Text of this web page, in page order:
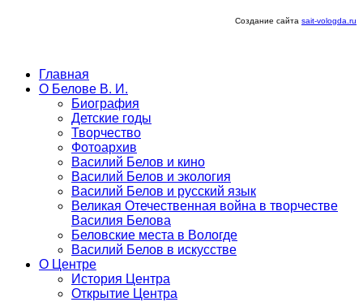
Создание сайта sait-vologda.ru
Главная
О Белове В. И.
Биография
Детские годы
Творчество
Фотоархив
Василий Белов и кино
Василий Белов и экология
Василий Белов и русский язык
Великая Отечественная война в творчестве
Василия Белова
Беловские места в Вологде
Василий Белов в искусстве
О Центре
История Центра
Открытие Центра